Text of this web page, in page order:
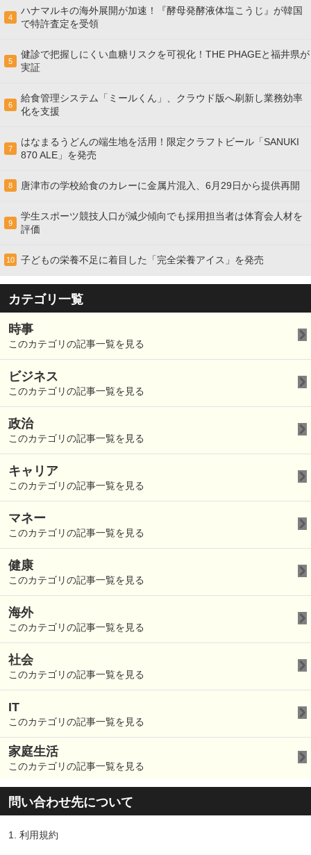
4
ハナマルキの海外展開が加速！『酵母発酵液体塩こうじ』が韓国
で特許査定を受領
5
健診で把握しにくい血糖リスクを可視化！THE PHAGEと福井県が
実証
6
給食管理システム「ミールくん」、クラウド版へ刷新し業務効率
化を支援
7
はなまるうどんの端生地を活用！限定クラフトビール「SANUKI
870 ALE」を発売
8 唐津市の学校給食のカレーに金属片混入、6月29日から提供再開
9
学生スポーツ競技人口が減少傾向でも採用担当者は体育会人材を
評価
10 子どもの栄養不足に着目した「完全栄養アイス」を発売
カテゴリ一覧
時事
このカテゴリの記事一覧を見る
ビジネス
このカテゴリの記事一覧を見る
政治
このカテゴリの記事一覧を見る
キャリア
このカテゴリの記事一覧を見る
マネー
このカテゴリの記事一覧を見る
健康
このカテゴリの記事一覧を見る
海外
このカテゴリの記事一覧を見る
社会
このカテゴリの記事一覧を見る
IT
このカテゴリの記事一覧を見る
家庭生活
このカテゴリの記事一覧を見る
問い合わせ先について
1. 利用規約